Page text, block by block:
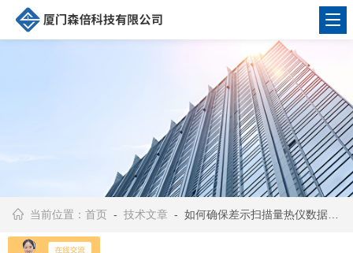
当前位置：首页 -技术文章 - 如何确保差示扫描量热仪数据可靠性？